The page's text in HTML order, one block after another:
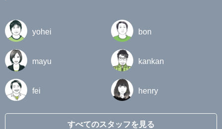
yohei bon
mayu kankan
fei henry
すべてのスタッフを見る